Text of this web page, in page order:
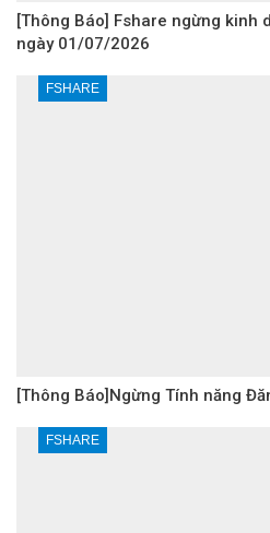
[Thông Báo] Fshare ngừng kinh
ngày 01/07/2026
FSHARE
[Thông Báo]Ngừng Tính năng
FSHARE